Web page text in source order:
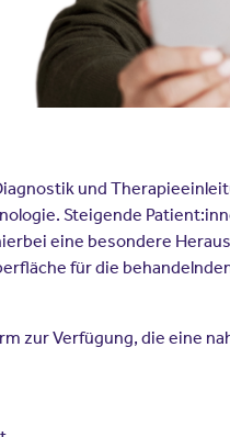
und
Steigende
eine besondere
für die
zur Verfügung, die eine